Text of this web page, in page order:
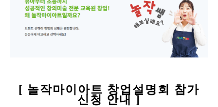
[ 놀작마이아트 창업설명회 참가
신청 안내 ]